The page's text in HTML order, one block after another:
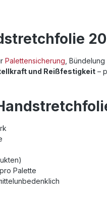
Palettensicherung ,
und Reißfestigkeit –
Palette